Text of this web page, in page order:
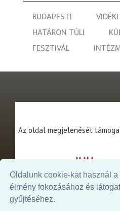
Oldalunk cookie-kat használ
élmény fokozásához és
gyűjtéséhez.
BUDAPESTI VIDÉKI
HATÁRON TÚLI
FESZTIVÁL
Az oldal megjelenését